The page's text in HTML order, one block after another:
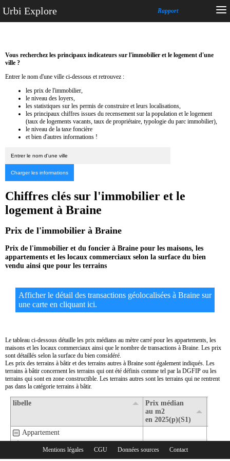
Urbi Explore Rapport
Mentions légales CGU Données sources Contact
Rubriques :
Vous recherchez les principaux indicateurs sur l'immobilier et le logement d'une
ville ?
Entrer le nom d'une ville ci-dessous et retrouvez :
les prix de l'immobilier,
le niveau des loyers,
les statistiques sur les permis de construire et leurs localisations,
les principaux chiffres issues du recensement sur la population et le logement
(taux de logements vacants, taux de propriétaire, typologie du parc immobilier),
le niveau de la taxe foncière
et bien d'autres informations !
Chiffres clés sur l'immobilier et le
logement à Braine
Prix de l'immobilier à Braine
Prix de l'immobilier et du foncier à Braine pour les maisons, les
appartements et les locaux commerciaux selon la surface du bien
vendu ainsi que pour les terrains
Afficher le détail des transactions géolocalisées à Braine sur
une carte en cliquant ici.
Le tableau ci-dessous détaille les prix médians au mètre carré pour les appartements, les
maisons et les locaux commerciaux ainsi que le nombre de transactions à Braine. Les prix
sont détaillés selon la surface du bien considéré.
Les prix des terrains à bâtir et des terrains autres à Braine sont également indiqués. Les
terrains à bâtir concernent les terrains qui ont été définis comme tel par la DGFIP ou les
terrains qui sont en zone constructible. Les terrains autres sont les terrains qui ne rentrent
pas dans la catégorie terrains à bâtir.
libelle
Prix médian
au m2
en 2025(p)(S1)
Appartement
2- Surface de 30 m2 à 80 m2